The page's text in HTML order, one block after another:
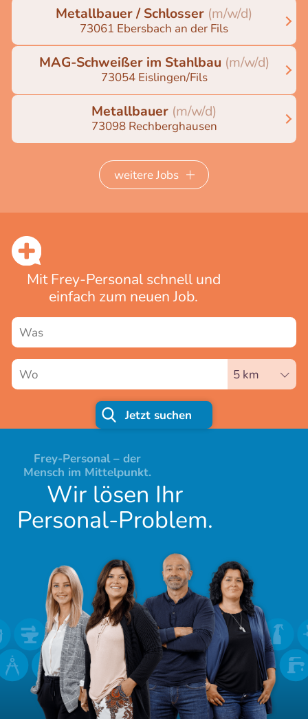
Metallbauer / Schlosser (m/w/d)
73061 Ebersbach an der Fils
MAG-Schweißer im Stahlbau (m/w/d)
73054 Eislingen/Fils
Metallbauer (m/w/d)
73098 Rechberghausen
weitere Jobs
Mit Frey-Personal schnell und
einfach zum neuen Job.
Jetzt suchen
Frey-Personal – der
Mensch im Mittelpunkt.
Wir lösen Ihr
Personal-Problem.